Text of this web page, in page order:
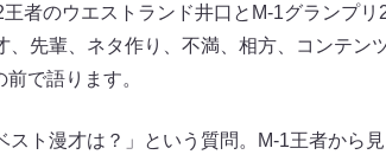
者のウエストランド井口とM-1グランプ
先輩、ネタ作り、不満、相方、コンテン
で語ります。
ト漫才は？」という質問。M-1王者から